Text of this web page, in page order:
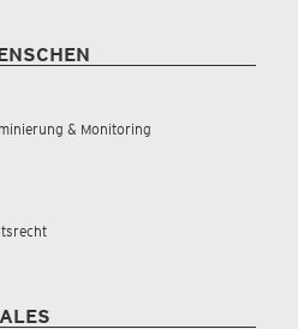
& Monitoring